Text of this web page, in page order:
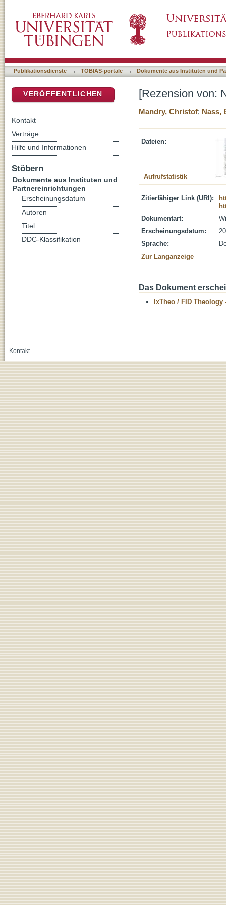
Publikationsdienste → TOBIAS-portale → Dokumente aus Instituten und
[Rezension von:
Mandry, Christof; Nass,
Dateien:
Aufrufstatistik
Zitierfähiger Link (URI):
Dokumentart:
Erscheinungsdatum:
Sprache:
Zur Langanzeige
Das Dokument
IxTheo / FID Theology
VERÖFFENTLICHEN
Kontakt
Verträge
Hilfe und Informationen
Stöbern
Dokumente aus Instituten und
Partnereinrichtungen
Erscheinungsdatum
Autoren
Titel
DDC-Klassifikation
Kontakt